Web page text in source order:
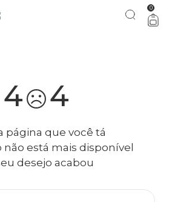
pra comemorar com a gente aproveita! 0
4 4
página que você tá
está mais disponível
desejo acabou